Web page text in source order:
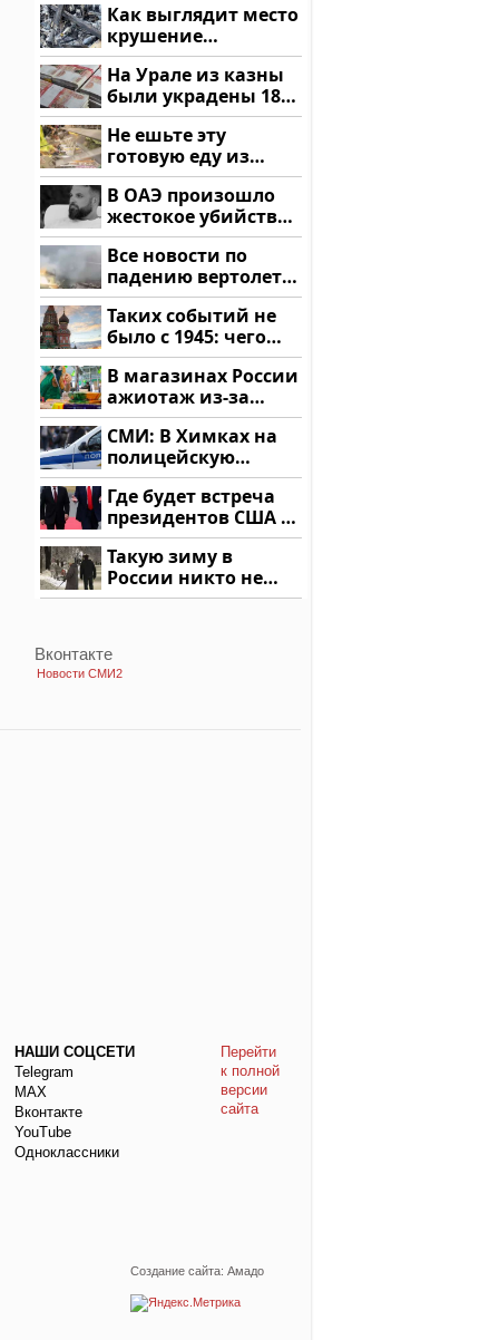
Как выглядит место
крушение
вертолета на
Кавказе: смотреть
На Урале из казны
были украдены 18
миллионов рублей
Не ешьте эту
готовую еду из
магазина: список
В ОАЭ произошло
жестокое убийство
криптомиллионера
Все новости по
падению вертолета
на Кавказе: читать
здесь
Таких событий не
было с 1945: чего
ждать всем нам?
В магазинах России
ажиотаж из-за
этого продукта: что
купить?
СМИ: В Химках на
полицейскую
машину напали и
подожгли.
Где будет встреча
президентов США и
России: Европа?
Такую зиму в
России никто не
ждал: как так?!
Вконтакте
Новости СМИ2
НАШИ СОЦСЕТИ
Telegram
МАХ
Вконтакте
YouTube
Одноклассники
Перейти
к полной
версии
сайта
Создание сайта: Амадо